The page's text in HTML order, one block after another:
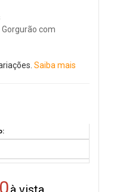
com
Saiba mais